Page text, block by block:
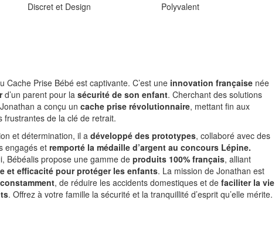
Discret et Design Polyvalent
Cache Prise Bébé est captivante. C’est une innovation française née
d’un parent pour la sécurité de son enfant. Cherchant des solutions
a conçu un cache prise révolutionnaire, mettant fin aux
frustrantes de la clé de retrait.
et détermination, il a développé des prototypes, collaboré avec des
engagés etremporté la médaille d’argent au concours Lépine.
Bébéalis propose une gamme deproduits 100% français, alliant
et efficacité pour protéger les enfants. La mission de Jonathan est
, de réduire les accidents domestiques et de faciliter la vie
. Offrez à votre famille la sécurité et la tranquillité d’esprit qu’elle mérite.